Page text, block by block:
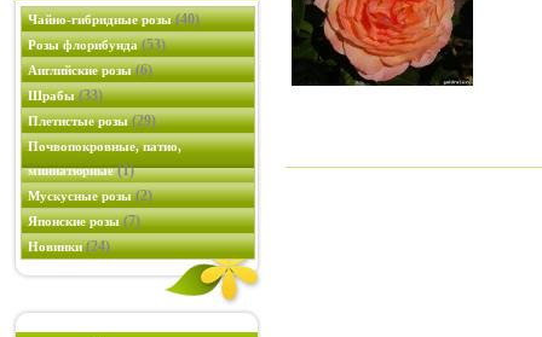
Чайно-гибридные розы(40)
Розы флорибунда(53)
Английские розы(6)
Шрабы(33)
Плетистые розы(29)
Почвопокровные, патио,
миниатюрные(1)
Мускусные розы(2)
Японские розы(7)
Новинки(24)